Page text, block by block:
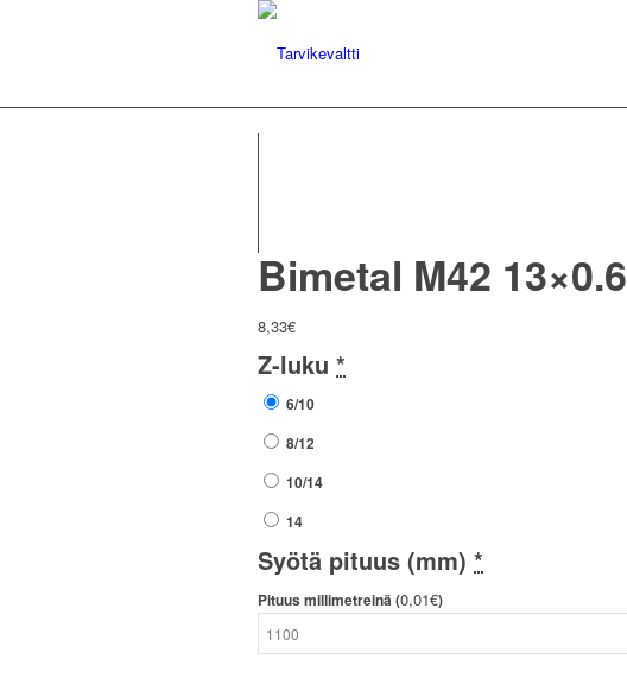
Bimetal M42 13×0.6
8,33€
Z-luku *
6/10
8/12
10/14
14
Syötä pituus (mm) *
Pituus millimetreinä (0,01€)